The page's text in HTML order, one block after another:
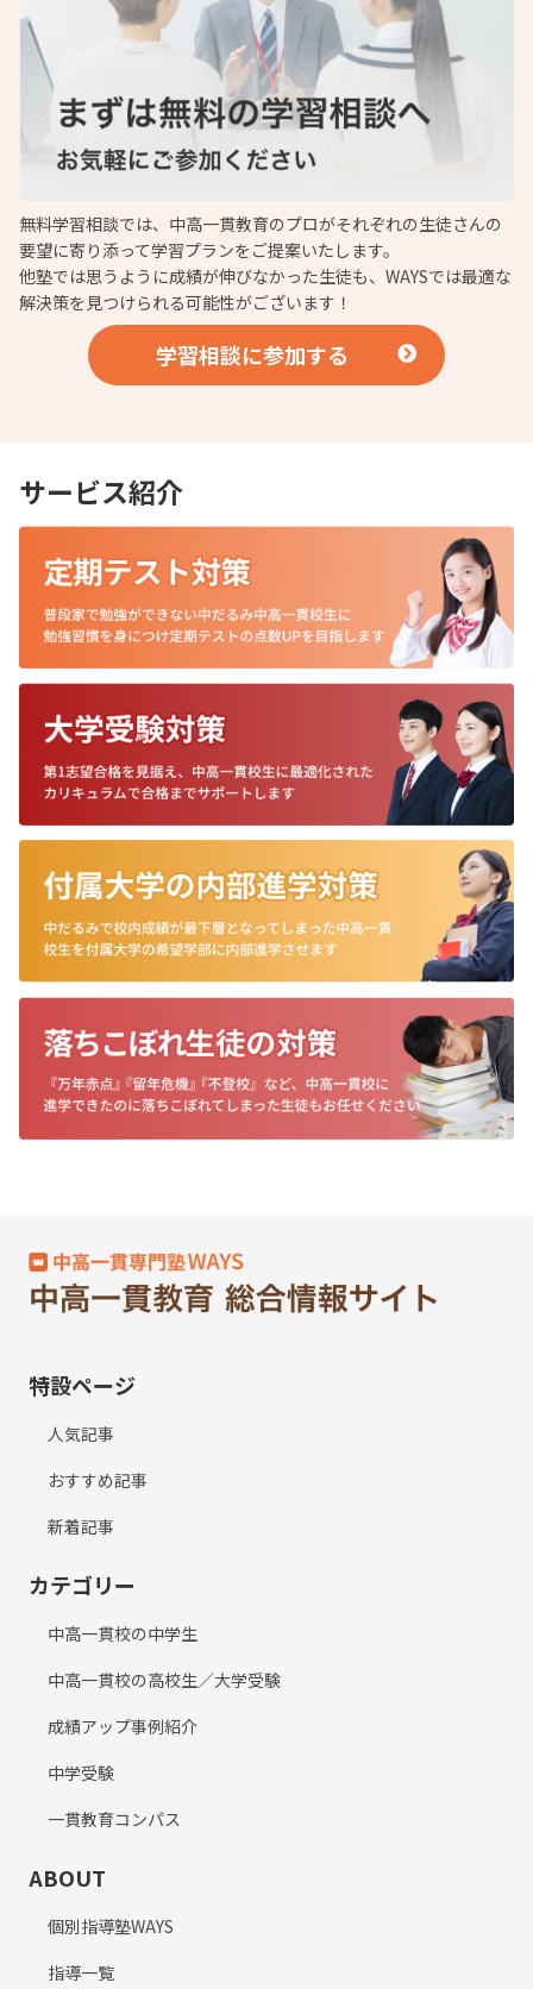
無料学習相談では、中高一貫教育のプロがそれぞれの生徒さんの
要望に寄り添って学習プランをご提案いたします。
他塾では思うように成績が伸びなかった生徒も、WAYSでは最適な
解決策を見つけられる可能性がございます！
学習相談に参加する
サービス紹介
特設ページ
人気記事
おすすめ記事
新着記事
カテゴリー
中高一貫校の中学生
中高一貫校の高校生／大学受験
成績アップ事例紹介
中学受験
一貫教育コンパス
ABOUT
個別指導塾WAYS
指導一覧